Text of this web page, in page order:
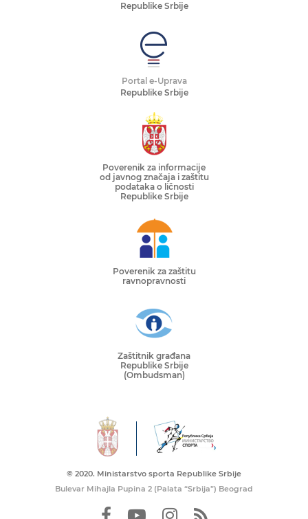
Republike Srbije
Portal e-Uprava
Republike Srbije
Poverenik za informacije
od javnog značaja i zaštitu
podataka o ličnosti
Republike Srbije
Poverenik za zaštitu
ravnopravnosti
Zaštitnik građana
Republike Srbije
(Ombudsman)
© 2020. Ministarstvo sporta Republike Srbije
Bulevar Mihajla Pupina 2 (Palata “Srbija”) Beograd